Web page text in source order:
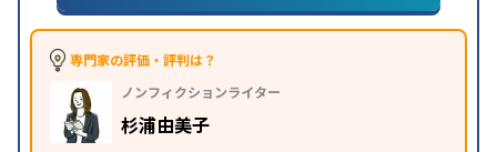
中高一貫校生に対応
可能季節講習のみの受講可
※2023年3月調査。小学校高学年の個別指導塾アンケート調査方法
専門家の評価・評判は？
ノンフィクションライター
杉浦由美子